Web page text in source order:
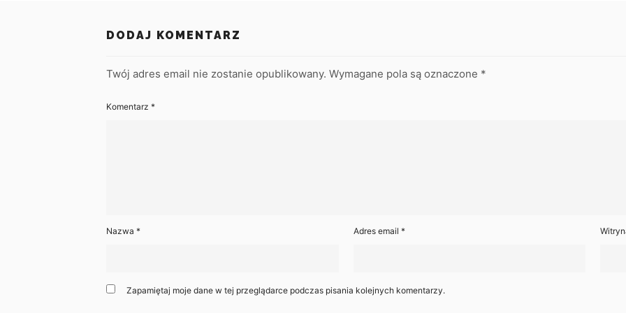
DODAJ KOMENTARZ
Twój adres email nie zostanie opublikowany. Wymagane pola są oznaczone *
Komentarz *
Nazwa * Adres email *
Zapamiętaj moje dane w tej przeglądarce podczas pisania kolejnych komentarzy.